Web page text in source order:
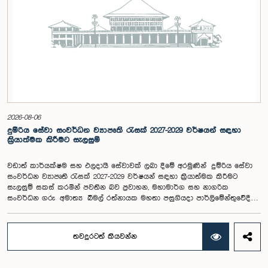
ලෙස ශ්‍රී ලංකා පාර්ලිමේන්තුවේ සන්නිවේදන දෙපාර්තමේන්තුවේ අධ්‍යක්ෂ
(සන්නිවේදන) සමන්ත මල්ලවආරච්චි මහතා සහභාගි වූ අතර, සිසුන් සමඟ
අන්තර්ක්‍රියාකාරී සාකච්ඡාවකට ද එක් විය.
2026-08-06
දුම්රිය සේවා සංවර්ධන ව්‍යාපෘති රැසක් 2027-2029 වර්ෂයන් සඳහා
ක්‍රියාත්මක කිරීමට සැලසුම්
වඩාත් කාර්යක්ෂම සහ ඵලදායී සේවාවක් ලබා දීමේ අරමුණින් දුම්රිය සේවා
සංවර්ධන ව්‍යාපෘති රැසක් 2027-2029 වර්ෂයන් සඳහා ක්‍රියාත්මක කිරීමට
සැලසුම් සකස් කරමින් පවතින බව ප්‍රවාහන, මහාමාර්ග සහ නාගරික
සංවර්ධන ගරු අමාත්‍ය බිමල් රත්නායක මහතා පසුගියදා පාර්ලිමේන්තුවේදී
ප්‍රතිස්ථාපනය කිරීම, ශ්‍රී ලංකා දුම්රිය සේවය සඳහා බලවේග කට්ටල 05ක් සහ
ඩීසල් විදුලි එන්ජින් 05 ක් ප්‍රසම්පාදනය කිරීම, කුරුණෑගල - පොල්ගහවෙල
තවදුරටත් කියවන්න